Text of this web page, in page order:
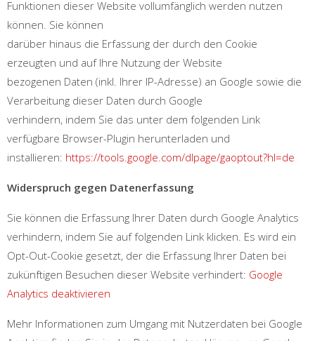
Funktionen dieser Website vollumfänglich werden nutzen
können. Sie können
darüber hinaus die Erfassung der durch den Cookie
erzeugten und auf Ihre Nutzung der Website
bezogenen Daten (inkl. Ihrer IP-Adresse) an Google sowie die
Verarbeitung dieser Daten durch Google
verhindern, indem Sie das unter dem folgenden Link
verfügbare Browser-Plugin herunterladen und
installieren: https://tools.google.com/dlpage/gaoptout?hl=de
Widerspruch gegen Datenerfassung
Sie können die Erfassung Ihrer Daten durch Google Analytics
verhindern, indem Sie auf folgenden Link klicken. Es wird ein
Opt-Out-Cookie gesetzt, der die Erfassung Ihrer Daten bei
zukünftigen Besuchen dieser Website verhindert: Google
Analytics deaktivieren
Mehr Informationen zum Umgang mit Nutzerdaten bei Google